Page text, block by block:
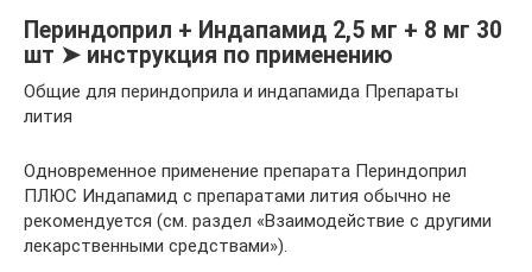
Периндоприл + Индапамид 2,5 мг + 8 мг 30
шт ➤ инструкция по применению
Общие для периндоприла и индапамида Препараты
лития
Одновременное применение препарата Периндоприл
ПЛЮС Индапамид с препаратами лития обычно не
рекомендуется (см. раздел «Взаимодействие с другими
лекарственными средствами»).